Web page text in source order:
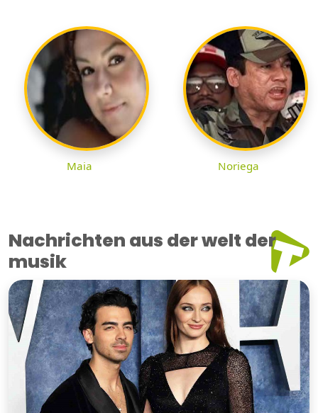
Maia Noriega
Nachrichten aus der welt der
musik